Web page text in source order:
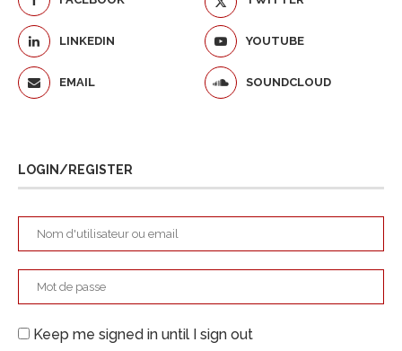
LINKEDIN YOUTUBE
EMAIL SOUNDCLOUD
LOGIN/REGISTER
Keep me signed in until I sign out